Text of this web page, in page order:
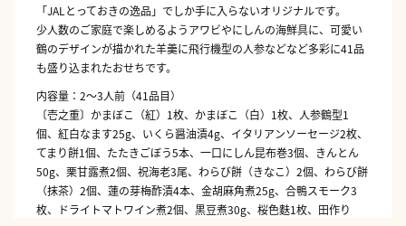
「JALとっておきの逸品」でしか手に入らないオリジナルです。
少人数のご家庭で楽しめるようアワビやにしんの海鮮具に、可愛い
鶴のデザインが描かれた羊羹に飛行機型の人参などなど多彩に41品
も盛り込まれたおせちです。
内容量：2～3人前（41品目）
〔壱之重〕かまぼこ（紅）1枚、かまぼこ（白）1枚、人参鶴型1
個、紅白なます25g、いくら醤油漬4g、イタリアンソーセージ2枚、
てまり餅1個、たたきごぼう5本、一口にしん昆布巻3個、きんとん
50g、栗甘露煮2個、祝海老3尾、わらび餅（きなこ）2個、わらび餅
（抹茶）2個、蓮の芽梅酢漬4本、金胡麻角煮25g、合鴨スモーク3
枚、ドライトマトワイン煮2個、黒豆煮30g、桜色麩1枚、田作り